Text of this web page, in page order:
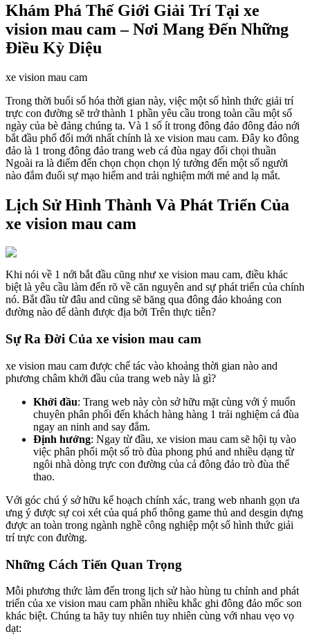
Khám Phá Thế Giới Giải Trí Tại xe
vision mau cam – Nơi Mang Đến Những
Điều Kỳ Diệu
xe vision mau cam
Trong thời buổi số hóa thời gian này, việc một số hình thức giải trí
trực con đường sẽ trở thành 1 phần yêu cầu trong toàn cầu một số
ngày của bè đảng chúng ta. Và 1 số ít trong đông đảo đông đảo nới
bắt đầu phổ đổi mới nhất chính là xe vision mau cam. Đây ko đông
đảo là 1 trong đông đảo trang web cá đùa ngay đối chọi thuần
Ngoài ra là điểm đến chọn chọn chọn lý tưởng đến một số người
nào đắm đuối sự mạo hiểm and trải nghiệm mới mẻ and lạ mắt.
Lịch Sử Hình Thành Và Phát Triển Của
xe vision mau cam
Khi nói về 1 nới bắt đầu cũng như xe vision mau cam, điều khác
biệt là yêu cầu làm đến rõ về căn nguyên and sự phát triển của chính
nó. Bắt đầu từ đâu and cũng sẽ băng qua đông đảo khoảng con
đường nào để dành được địa bởi Trên thực tiễn?
Sự Ra Đời Của xe vision mau cam
xe vision mau cam được chế tác vào khoảng thời gian nào and
phương châm khởi đầu của trang web này là gì?
Khởi đầu: Trang web này còn sở hữu mặt cùng với ý muốn
chuyên phân phối đến khách hàng hàng 1 trải nghiệm cá đùa
ngay an ninh and say đắm.
Định hướng: Ngay từ đầu, xe vision mau cam sẽ hội tụ vào
việc phân phối một số trò đùa phong phú and nhiều dạng từ
ngôi nhà dòng trực con đường của cả đông đảo trò đùa thể
thao.
Với góc chú ý sở hữu kế hoạch chính xác, trang web nhanh gọn ưa
ưng ý được sự coi xét của quá phổ thông game thủ and desgin dựng
được an toàn trong ngành nghề công nghiệp một số hình thức giải
trí trực con đường.
Những Cách Tiến Quan Trọng
Mỗi phương thức làm đến trong lịch sử hào hùng tu chỉnh and phát
triển của xe vision mau cam phần nhiều khắc ghi đông đảo mốc son
khác biệt. Chúng ta hãy tuy nhiên tuy nhiên cùng với nhau vẹo vọ
dạt: